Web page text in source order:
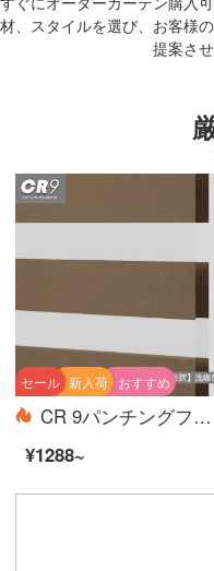
材、スタイルを選び、お客様
提案さ
おすすめ
新入荷
セール
CR 9パンチングフリー高さ遮光フレックスカーテン二層ブラインドキッチンオフィス標準モデル-浅カレー色MP-R 14-HZ 10
¥1288~